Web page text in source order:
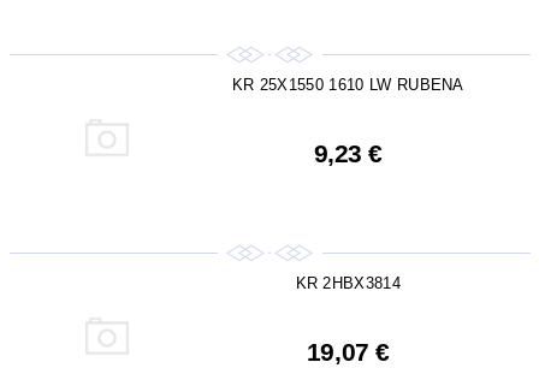
KR 25X1550 1610 LW RUBENA
9,23 €
KR 2HBX3814
19,07 €